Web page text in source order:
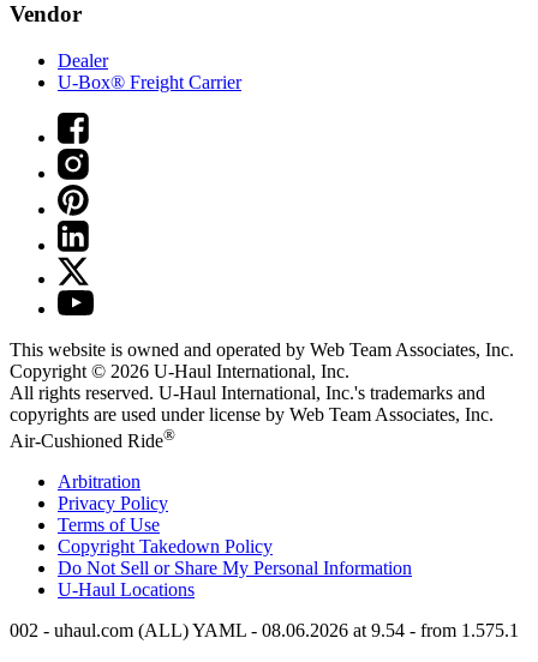
Vendor
Dealer
U-Box® Freight Carrier
This website is owned and operated by Web Team Associates, Inc.
Copyright © 2026 U-Haul International, Inc.
All rights reserved. U-Haul International, Inc.'s trademarks and
copyrights are used under license by Web Team Associates, Inc.
Air-Cushioned Ride®
Arbitration
Privacy Policy
Terms of Use
Copyright Takedown Policy
Do Not Sell or Share My Personal Information
U-Haul Locations
002 - uhaul.com (ALL) YAML - 08.06.2026 at 9.54 - from 1.575.1